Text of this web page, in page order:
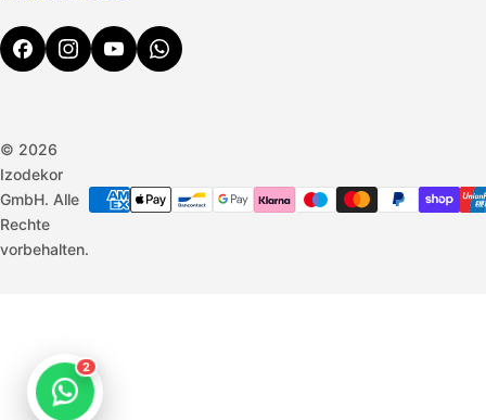
2
© 2026
Izodekor
GmbH. Alle
Rechte
vorbehalten.